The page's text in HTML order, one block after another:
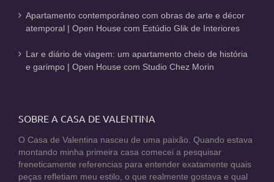
Apartamento contemporâneo com obras de arte e décor
atemporal | Open House com Estúdio Glik de Interiores
Lar e diário de viagem: um apartamento cheio de história
e garimpo | Open House com Studio Chez Morin
SOBRE A CASA DE VALENTINA
O Casa de Valentina nasceu de uma paixão. Quando estava
montando minha primeira casa comecei a pesquisar
freneticamente referencias para entender exatamente quais
peças refletiam meu estilo, o que realmente gostava e qual